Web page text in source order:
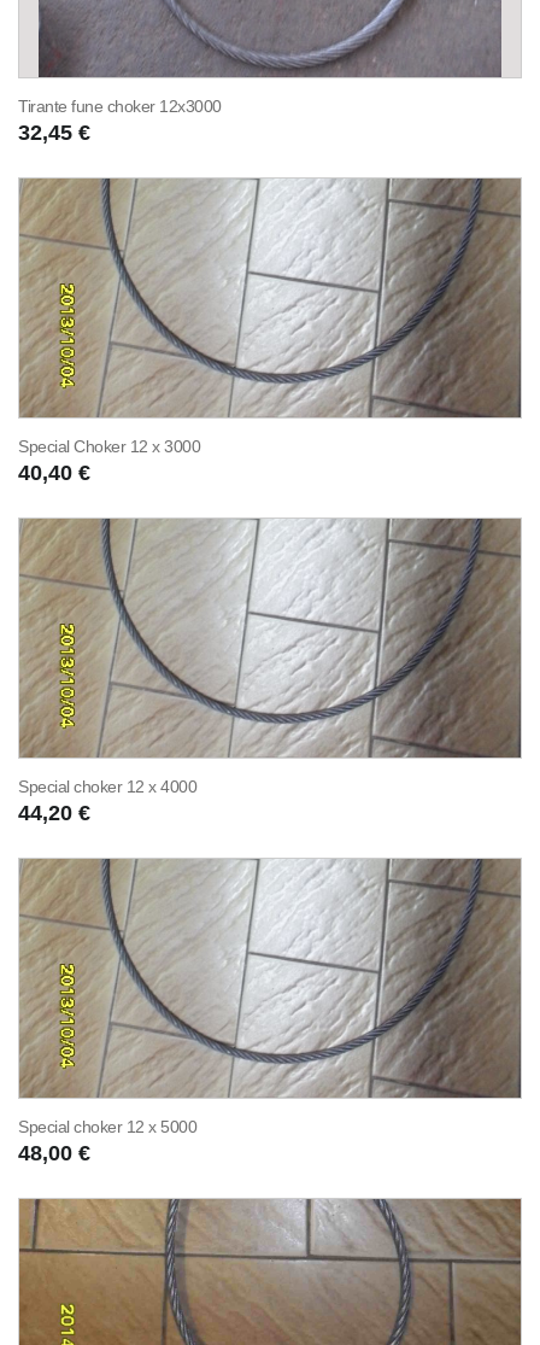
Tirante fune choker 12x3000
32,45 €
Special Choker 12 x 3000
40,40 €
Special choker 12 x 4000
44,20 €
Special choker 12 x 5000
48,00 €